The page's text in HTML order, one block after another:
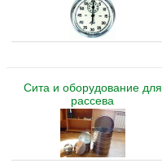
Сита и оборудование для
рассева